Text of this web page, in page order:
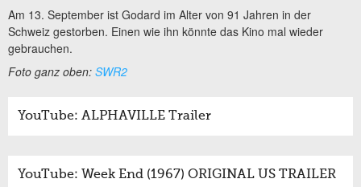
Am 13. September ist Godard im Alter von 91 Jahren in der
Schweiz gestorben. Einen wie ihn könnte das Kino mal wieder
gebrauchen.
Foto ganz oben: SWR2
YouTube: ALPHAVILLE Trailer
YouTube: Week End (1967) ORIGINAL US TRAILER